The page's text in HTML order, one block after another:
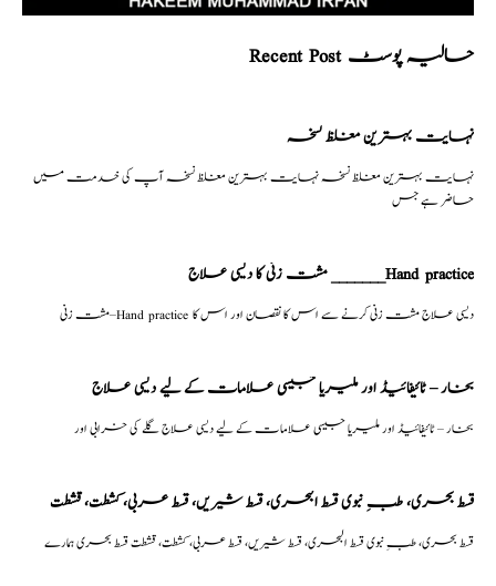
Recent Post حالیہ پوسٹ
نہایت بہترین مغلظ نسخہ
نہایت بہترین مغلظ نسخہ نہایت بہترین مغلظ نسخہ آپ کی خدمت میں
حاضر ہے جس
مشت زنی کا دیسی علاج _______Hand practice
مشت زنی–Hand practice دیسی علاج مشت زنی کرنے سے اس کا نقصان اور اس کا
بخار – ٹائیفائیڈ اور ملیریا جیسی علامات کے لیے دیسی علاج
بخار – ٹائیفائیڈ اور ملیریا جیسی علامات کے لیے دیسی علاج گلے کی خرابی اور
قسط بحری، طبِ نبوی قسط البحری، قسط شیریں، قسط عربی، كشطت، قشطت
قسط بحری، طبِ نبوی قسط البحری، قسط شیریں، قسط عربی، كشطت، قشطت قسط بحری ہمارے